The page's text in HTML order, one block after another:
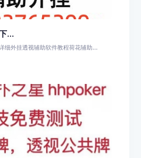
...
细外挂透视辅助软件教程荷花辅助...